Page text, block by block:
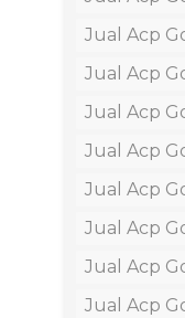
Jual Acp
Jual Acp
Jual Acp
Jual Acp
Jual Acp
Jual Acp
Jual Acp
Jual Acp